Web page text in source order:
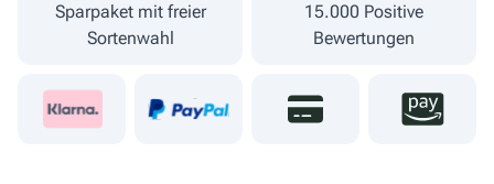
Sparpaket mit freier
Sortenwahl
15.000 Positive
Bewertungen